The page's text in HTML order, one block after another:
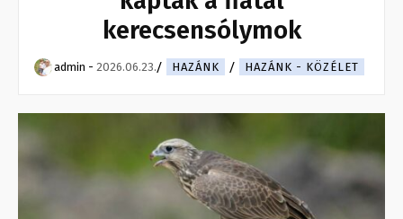
kerecsensólymok
admin - 2026.06.23. HAZÁNK HAZÁNK - KÖZÉLET